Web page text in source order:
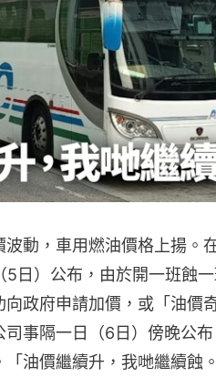
波動，車用燃油價格上揚。
日）公布，由於開一班蝕
向政府申請加價，或「油價
事隔一日（6日）傍晚公
油價繼續升，我哋繼續蝕。